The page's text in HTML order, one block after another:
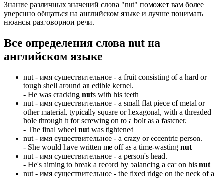
Знание различных значений слова "nut" поможет вам более
уверенно общаться на английском языке и лучше понимать
нюансы разговорной речи.
Все определения слова nut на
английском языке
nut - имя существительное - a fruit consisting of a hard or
tough shell around an edible kernel.
- He was cracking nuts with his teeth
nut - имя существительное - a small flat piece of metal or
other material, typically square or hexagonal, with a threaded
hole through it for screwing on to a bolt as a fastener.
- The final wheel nut was tightened
nut - имя существительное - a crazy or eccentric person.
- She would have written me off as a time-wasting nut
nut - имя существительное - a person's head.
- He's aiming to break a record by balancing a car on his nut
nut - имя существительное - the fixed ridge on the neck of a